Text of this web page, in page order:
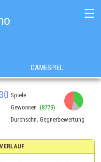
☰
DAMESPIEL
Spiele
Gewonnen (8779)
Durchschn. Gegnerbewertung